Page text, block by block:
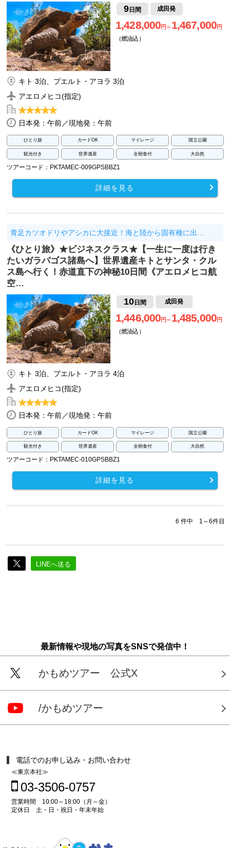
9日間 成田発
1,428,000円～ 1,467,000円
（燃油込）
キト 3泊、プエルト・アヨラ 3泊
アエロメヒコ(指定)
日本発：午前／現地発：午前
ひとり旅 カードOK マイレージ 国立公園
観光付き 世界遺産 全朝食付 大自然
ツアーコード：PKTAMEC-009GPSBBZ1
詳細を見る
青足カツオドリやアシカに大接近！海と陸から固有種に出…
《ひとり旅》★ビジネスクラス★【一生に一度は行き
たいガラパゴス諸島へ】世界遺産キトとサンタ・クル
ス島へ行く！赤道直下の神秘10日間《アエロメヒコ航
空…
10日間 成田発
1,446,000円～ 1,485,000円
（燃油込）
キト 3泊、プエルト・アヨラ 4泊
アエロメヒコ(指定)
日本発：午前／現地発：午前
ひとり旅 カードOK マイレージ 国立公園
観光付き 世界遺産 全朝食付 大自然
ツアーコード：PKTAMEC-010GPSBBZ1
詳細を見る
6 件中 1～6件目
LINEへ送る
最新情報や現地の写真をSNSで発信中！
かもめツアー 公式X
/かもめツアー
電話でのお申し込み・お問い合わせ
≪東京本社≫
03-3506-0757
営業時間 10:00～18:00（月～金）
定休日 土・日・祝日・年末年始